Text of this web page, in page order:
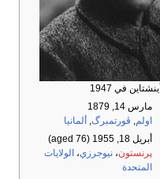
أينشتاين في 1947
مارس 14, 1879
اولم, ڤورتمبرگ, ألمانيا
أبريل 18, 1955
(aged 76)
پرنستون، نيوجرزي، الولايات
المتحدة